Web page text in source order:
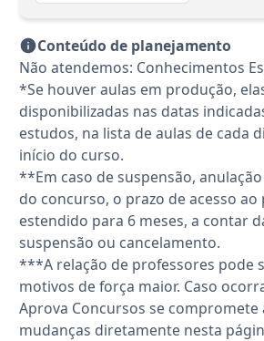
Conteúdo de planejamento
Não atendemos: Conhecimentos
*Se houver aulas em produção,
disponibilizadas nas datas
estudos, na lista de aulas de cada
início do curso.
**Em caso de suspensão,
do concurso, o prazo de acesso
estendido para 6 meses, a contar
suspensão ou cancelamento.
***A relação de professores pode
motivos de força maior. Caso
Aprova Concursos se compromete
mudanças diretamente nesta